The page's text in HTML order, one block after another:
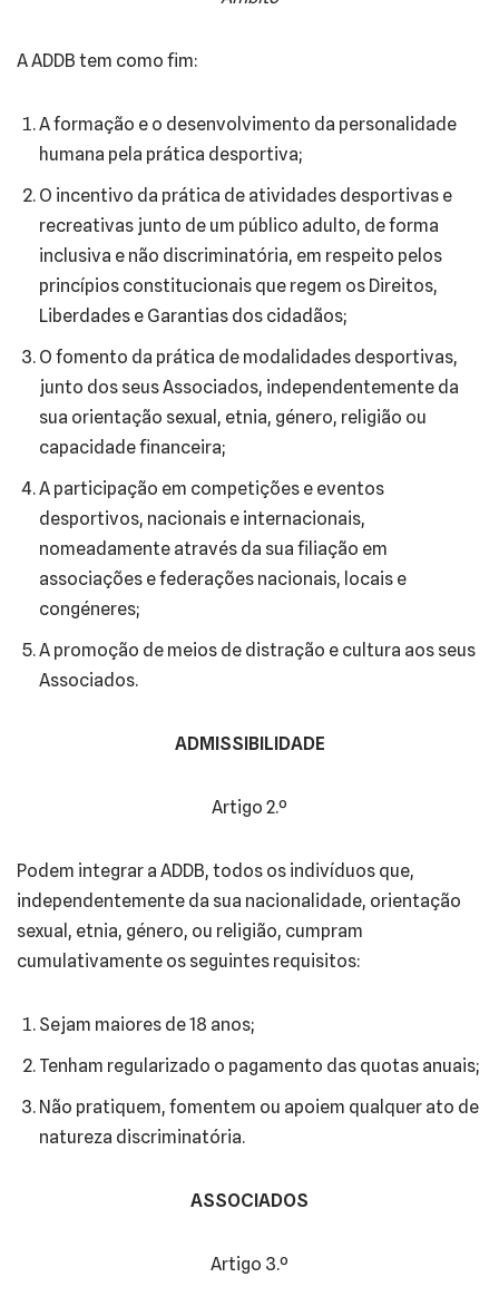
A ADDB tem como fim:
A formação e o desenvolvimento da personalidade
humana pela prática desportiva;
O incentivo da prática de atividades desportivas e
recreativas junto de um público adulto, de forma
inclusiva e não discriminatória, em respeito pelos
princípios constitucionais que regem os Direitos,
Liberdades e Garantias dos cidadãos;
O fomento da prática de modalidades desportivas,
junto dos seus Associados, independentemente da
sua orientação sexual, etnia, género, religião ou
capacidade financeira;
A participação em competições e eventos
desportivos, nacionais e internacionais,
nomeadamente através da sua filiação em
associações e federações nacionais, locais e
congéneres;
A promoção de meios de distração e cultura aos seus
Associados.
ADMISSIBILIDADE
Artigo 2.º
Podem integrar a ADDB, todos os indivíduos que,
independentemente da sua nacionalidade, orientação
sexual, etnia, género, ou religião, cumpram
cumulativamente os seguintes requisitos:
Sejam maiores de 18 anos;
Tenham regularizado o pagamento das quotas anuais;
Não pratiquem, fomentem ou apoiem qualquer ato de
natureza discriminatória.
ASSOCIADOS
Artigo 3.º